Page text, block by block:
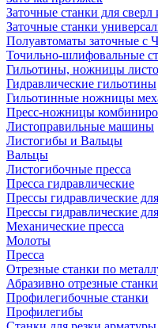
Заточные станки для сверл
Заточные станки
Полуавтоматы заточные с
Точильно-шлифовальные
Гильотины, ножницы
Гидравлические гильотины
Гильотинные ножницы
Пресс-ножницы
Листоправильные машины
Листогибы и Вальцы
Вальцы
Листогибочные пресса
Пресса гидравлические
Прессы гидравлические
Прессы гидравлические
Механические пресса
Молоты
Пресса
Отрезные станки по
Абразивно отрезные станки
Профилегибочные станки
Профилегибы